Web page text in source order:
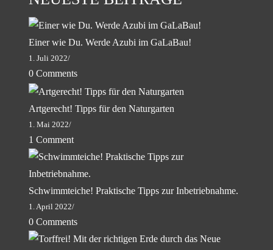
Einer wie Du. Werde Azubi im GaLaBau!
1. Juli 2022/
0 Comments
Artgerecht! Tipps für den Naturgarten
1. Mai 2022/
1 Comment
Schwimmteiche! Praktische Tipps zur Inbetriebnahme.
1. April 2022/
0 Comments